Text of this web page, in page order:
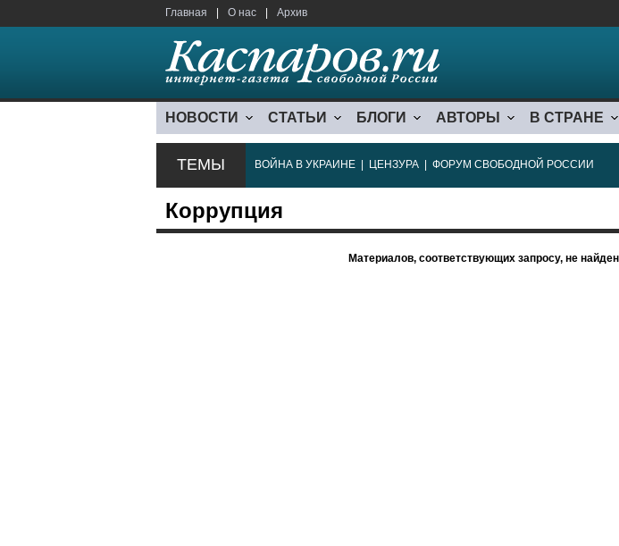
Главная О нас Архив
НОВОСТИ СТАТЬИ БЛОГИ АВТОРЫ В СТРАНЕ
ТЕМЫ ВОЙНА В УКРАИНЕ ЦЕНЗУРА ФОРУМ СВОБОДНОЙ РОССИИ
Коррупция
Материалов, соответствующих запросу, не